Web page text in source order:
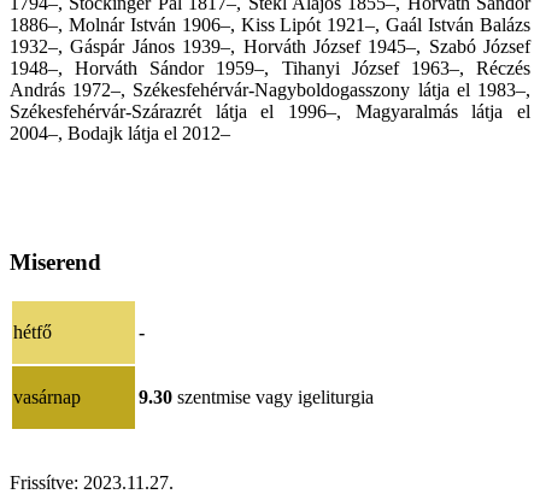
1886–, Molnár István 1906–, Kiss Lipót 1921–, Gaál István Balázs
1932–, Gáspár János 1939–, Horváth József 1945–, Szabó József
1948–, Horváth Sándor 1959–, Tihanyi József 1963–, Réczés
András 1972–, Székesfehérvár-Nagyboldogasszony látja el 1983–,
Székesfehérvár-Szárazrét látja el 1996–, Magyaralmás látja el
2004–, Bodajk látja el 2012–
Miserend
hétfő -
vasárnap 9.30 szentmise vagy igeliturgia
Frissítve: 2023.11.27.